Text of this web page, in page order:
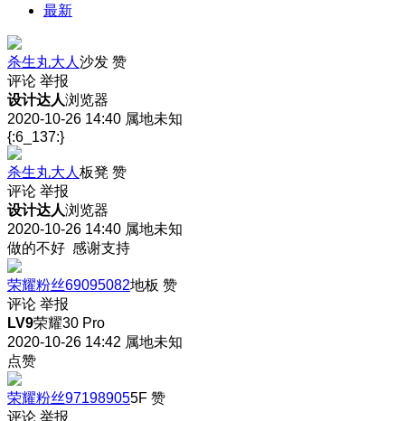
最新
杀生丸大人 沙发 赞
评论 举报
设计达人浏览器
2020-10-26 14:40 属地未知
{:6_137:}
杀生丸大人 板凳 赞
评论 举报
设计达人浏览器
2020-10-26 14:40 属地未知
做的不好 感谢支持
荣耀粉丝69095082地板 赞
评论 举报
LV9荣耀30 Pro
2020-10-26 14:42 属地未知
点赞
荣耀粉丝971989055F 赞
评论 举报